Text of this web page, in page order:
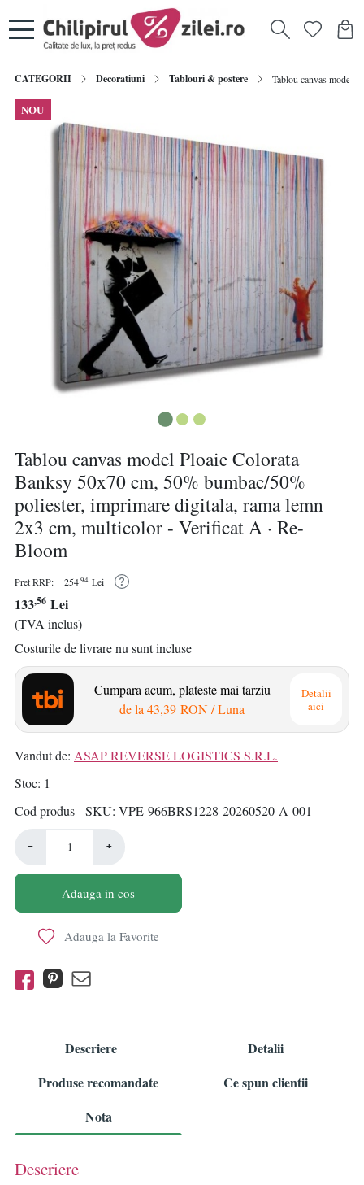
CATEGORII Decoratiuni Tablouri & postere Tablou canvas model
NOU
Tablou canvas model Ploaie Colorata
Banksy 50x70 cm, 50% bumbac/50%
poliester, imprimare digitala, rama lemn
2x3 cm, multicolor - Verificat A · Re-
Bloom
Pret RRP: 254,94 Lei
133,56 Lei
(TVA inclus)
Costurile de livrare nu sunt incluse
Cumpara acum, plateste mai tarziu
de la 43,39 RON/ Luna
Detalii
aici
Vandut de: ASAP REVERSE LOGISTICS S.R.L.
Stoc 1
Cod produs - SKU VPE-966BRS1228-20260520-A-001
− +
Adauga in cos
Adauga la Favorite
Descriere
Detalii
Produse recomandate
Ce spun clientii
Nota
Descriere